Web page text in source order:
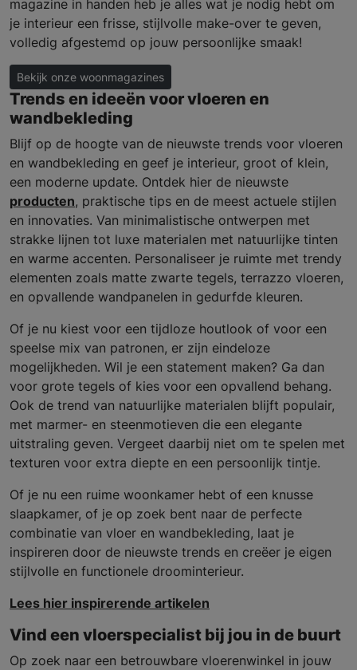
magazine in handen heb je alles wat je nodig hebt om
je interieur een frisse, stijlvolle make-over te geven,
volledig afgestemd op jouw persoonlijke smaak!
Bekijk onze woonmagazines
Trends en ideeën voor vloeren en
wandbekleding
Blijf op de hoogte van de nieuwste trends voor vloeren
en wandbekleding en geef je interieur, groot of klein,
een moderne update. Ontdek hier de nieuwste
producten, praktische tips en de meest actuele stijlen
en innovaties. Van minimalistische ontwerpen met
strakke lijnen tot luxe materialen met natuurlijke tinten
en warme accenten. Personaliseer je ruimte met trendy
elementen zoals matte zwarte tegels, terrazzo vloeren,
en opvallende wandpanelen in gedurfde kleuren.
Of je nu kiest voor een tijdloze houtlook of voor een
speelse mix van patronen, er zijn eindeloze
mogelijkheden. Wil je een statement maken? Ga dan
voor grote tegels of kies voor een opvallend behang.
Ook de trend van natuurlijke materialen blijft populair,
met marmer- en steenmotieven die een elegante
uitstraling geven. Vergeet daarbij niet om te spelen met
texturen voor extra diepte en een persoonlijk tintje.
Of je nu een ruime woonkamer hebt of een knusse
slaapkamer, of je op zoek bent naar de perfecte
combinatie van vloer en wandbekleding, laat je
inspireren door de nieuwste trends en creëer je eigen
stijlvolle en functionele droominterieur.
Lees hier inspirerende artikelen
Vind een vloerspecialist bij jou in de buurt
Op zoek naar een betrouwbare vloerenwinkel in jouw